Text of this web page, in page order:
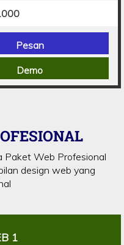
Pesan
Demo
Paket Web Profesional
design web yang
1